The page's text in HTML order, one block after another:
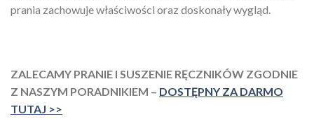
prania zachowuje właściwości oraz doskonały wygląd.
ZALECAMY PRANIE I SUSZENIE RĘCZNIKÓW ZGODNIE
Z NASZYM PORADNIKIEM – DOSTĘPNY ZA DARMO
TUTAJ >>